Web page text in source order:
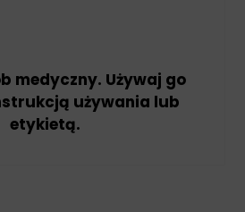
medyczny. Używaj go
używania lub
etykietą.